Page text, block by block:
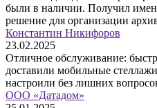
были в наличии. Получил
решение для организации
Константин Никифоров
23.02.2025
Отличное обслуживание:
доставили мобильные
настроили без лишних
ООО «Датадом»